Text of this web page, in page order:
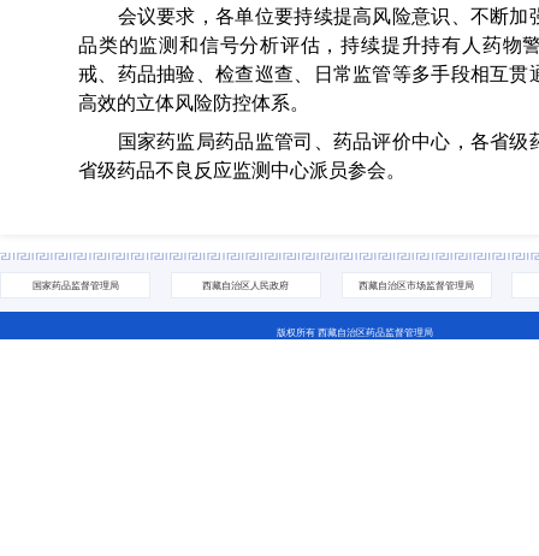
会议要求，各单位要持续提高风险意识、不断加
品类的监测和信号分析评估，持续提升持有人药物
戒、药品抽验、检查巡查、日常监管等多手段相互贯
高效的立体风险防控体系。
国家药监局药品监管司、药品评价中心，各省级
省级药品不良反应监测中心派员参会。
国家药品监督管理局 西藏自治区人民政府 西藏自治区市场监督管理局
版权所有 西藏自治区药品监督管理局